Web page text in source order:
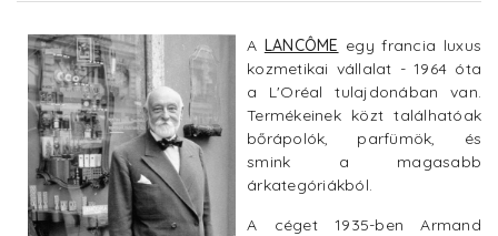
A LANCÔME egy francia luxus
kozmetikai vállalat - 1964 óta
a L'Oréal tulajdonában van.
Termékeinek közt találhatóak
bőrápolók, parfümök, és
smink a magasabb
árkategóriákból.
A céget 1935-ben Armand